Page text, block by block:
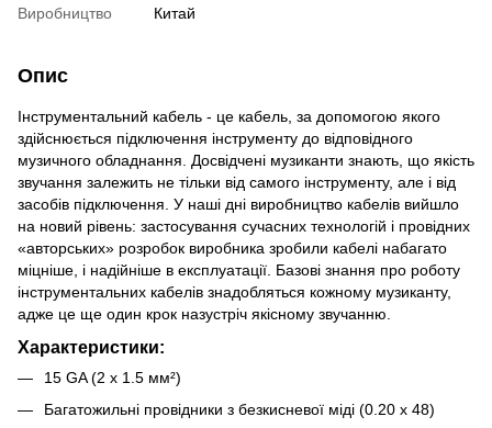
Виробництво Китай
Опис
Інструментальний кабель - це кабель, за допомогою якого
здійснюється підключення інструменту до відповідного
музичного обладнання. Досвідчені музиканти знають, що якість
звучання залежить не тільки від самого інструменту, але і від
засобів підключення. У наші дні виробництво кабелів вийшло
на новий рівень: застосування сучасних технологій і провідних
«авторських» розробок виробника зробили кабелі набагато
міцніше, і надійніше в експлуатації. Базові знання про роботу
інструментальних кабелів знадобляться кожному музиканту,
адже це ще один крок назустріч якісному звучанню.
Характеристики:
15 GA (2 x 1.5 мм²)
Багатожильні провідники з безкисневої міді (0.20 х 48)